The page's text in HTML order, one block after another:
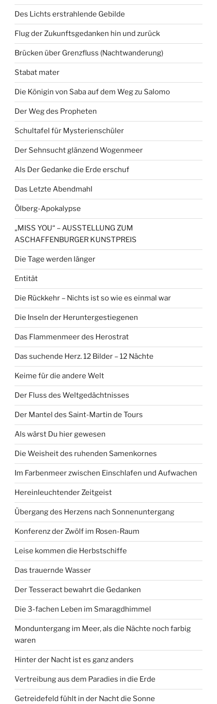
Des Lichts erstrahlende Gebilde
Flug der Zukunftsgedanken hin und zurück
Brücken über Grenzfluss (Nachtwanderung)
Stabat mater
Die Königin von Saba auf dem Weg zu Salomo
Der Weg des Propheten
Schultafel für Mysterienschüler
Der Sehnsucht glänzend Wogenmeer
Als Der Gedanke die Erde erschuf
Das Letzte Abendmahl
Ölberg-Apokalypse
„MISS YOU“ – AUSSTELLUNG ZUM
ASCHAFFENBURGER KUNSTPREIS
Die Tage werden länger
Entität
Die Rückkehr – Nichts ist so wie es einmal war
Die Inseln der Heruntergestiegenen
Das Flammenmeer des Herostrat
Das suchende Herz. 12 Bilder – 12 Nächte
Keime für die andere Welt
Der Fluss des Weltgedächtnisses
Der Mantel des Saint-Martin de Tours
Als wärst Du hier gewesen
Die Weisheit des ruhenden Samenkornes
Im Farbenmeer zwischen Einschlafen und Aufwachen
Hereinleuchtender Zeitgeist
Übergang des Herzens nach Sonnenuntergang
Konferenz der Zwölf im Rosen-Raum
Leise kommen die Herbstschiffe
Das trauernde Wasser
Der Tesseract bewahrt die Gedanken
Die 3-fachen Leben im Smaragdhimmel
Monduntergang im Meer, als die Nächte noch farbig
waren
Hinter der Nacht ist es ganz anders
Vertreibung aus dem Paradies in die Erde
Getreidefeld fühlt in der Nacht die Sonne